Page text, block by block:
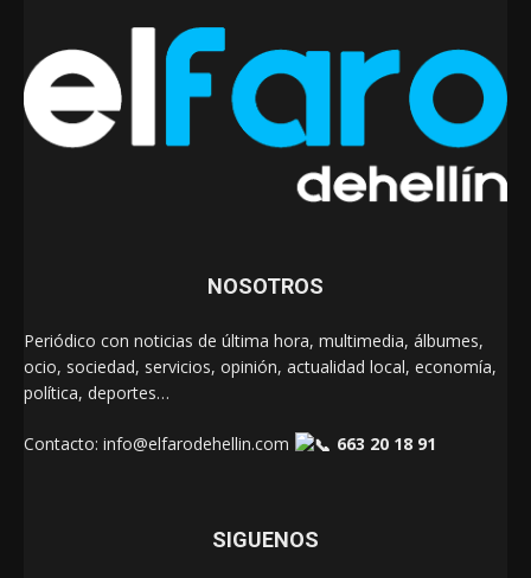
NOSOTROS
Periódico con noticias de última hora, multimedia, álbumes,
ocio, sociedad, servicios, opinión, actualidad local, economía,
política, deportes…
Contacto: info@elfarodehellin.com 663 20 18 91
SIGUENOS